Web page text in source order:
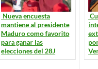
Nueva encuesta
mantiene al presidente
Maduro como favorito
para ganar las
elecciones del 28J